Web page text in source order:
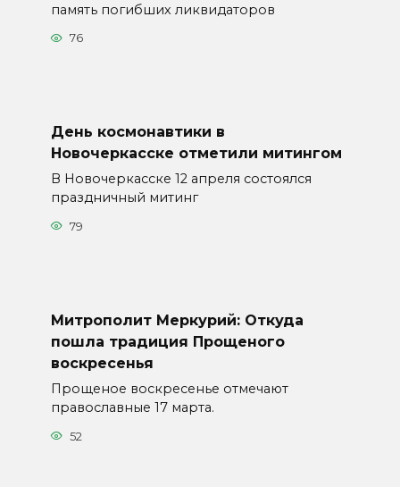
память погибших ликвидаторов
76
День космонавтики в
Новочеркасске отметили митингом
В Новочеркасске 12 апреля состоялся
праздничный митинг
79
Митрополит Меркурий: Откуда
пошла традиция Прощеного
воскресенья
Прощеное воскресенье отмечают
православные 17 марта.
52